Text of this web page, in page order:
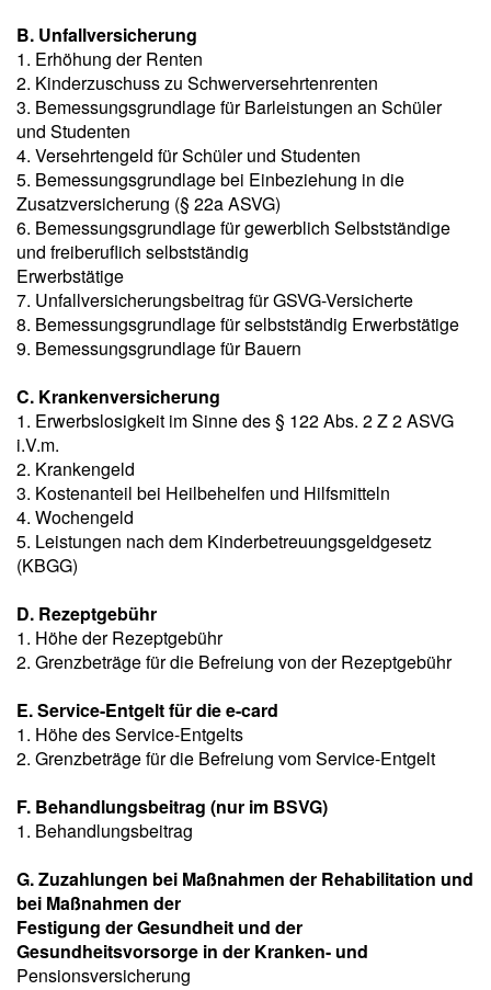
B. Unfallversicherung
1. Erhöhung der Renten
2. Kinderzuschuss zu Schwerversehrtenrenten
3. Bemessungsgrundlage für Barleistungen an Schüler
und Studenten
4. Versehrtengeld für Schüler und Studenten
5. Bemessungsgrundlage bei Einbeziehung in die
Zusatzversicherung (§ 22a ASVG)
6. Bemessungsgrundlage für gewerblich Selbstständige
und freiberuflich selbstständig
Erwerbstätige
7. Unfallversicherungsbeitrag für GSVG-Versicherte
8. Bemessungsgrundlage für selbstständig Erwerbstätige
9. Bemessungsgrundlage für Bauern
C. Krankenversicherung
1. Erwerbslosigkeit im Sinne des § 122 Abs. 2 Z 2 ASVG
i.V.m.
2. Krankengeld
3. Kostenanteil bei Heilbehelfen und Hilfsmitteln
4. Wochengeld
5. Leistungen nach dem Kinderbetreuungsgeldgesetz
(KBGG)
D. Rezeptgebühr
1. Höhe der Rezeptgebühr
2. Grenzbeträge für die Befreiung von der Rezeptgebühr
E. Service-Entgelt für die e-card
1. Höhe des Service-Entgelts
2. Grenzbeträge für die Befreiung vom Service-Entgelt
F. Behandlungsbeitrag (nur im BSVG)
1. Behandlungsbeitrag
G. Zuzahlungen bei Maßnahmen der Rehabilitation und
bei Maßnahmen der
Festigung der Gesundheit und der
Gesundheitsvorsorge in der Kranken- und
Pensionsversicherung